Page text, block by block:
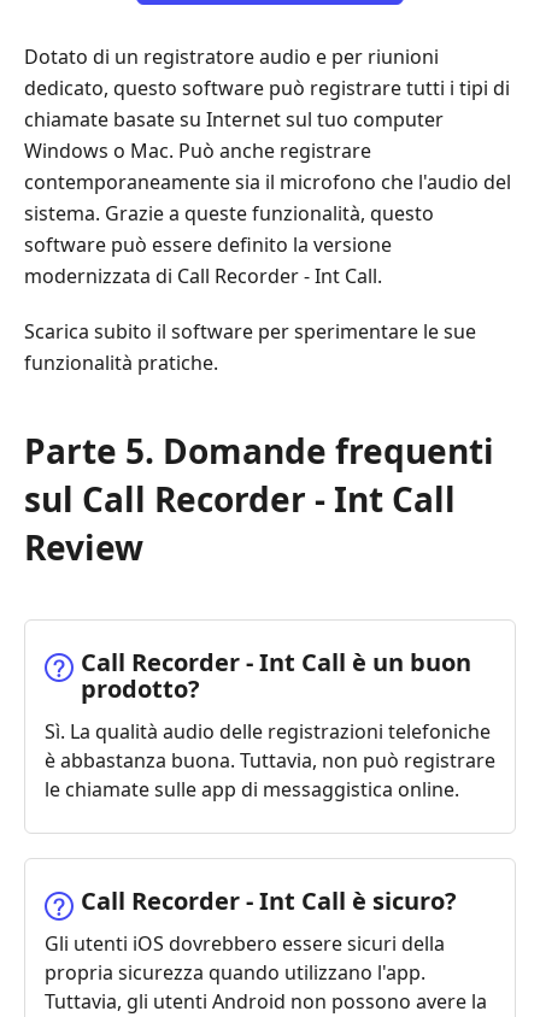
Dotato di un registratore audio e per riunioni
dedicato, questo software può registrare tutti i tipi di
chiamate basate su Internet sul tuo computer
Windows o Mac. Può anche registrare
contemporaneamente sia il microfono che l'audio del
sistema. Grazie a queste funzionalità, questo
software può essere definito la versione
modernizzata di Call Recorder - Int Call.
Scarica subito il software per sperimentare le sue
funzionalità pratiche.
Parte 5. Domande frequenti
sul Call Recorder - Int Call
Review
Call Recorder - Int Call è un buon
prodotto?
Sì. La qualità audio delle registrazioni telefoniche
è abbastanza buona. Tuttavia, non può registrare
le chiamate sulle app di messaggistica online.
Call Recorder - Int Call è sicuro?
Gli utenti iOS dovrebbero essere sicuri della
propria sicurezza quando utilizzano l'app.
Tuttavia, gli utenti Android non possono avere la